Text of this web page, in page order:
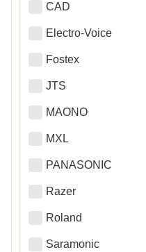
CAD
Electro-Voice
Fostex
JTS
MAONO
MXL
PANASONIC
Razer
Roland
Saramonic